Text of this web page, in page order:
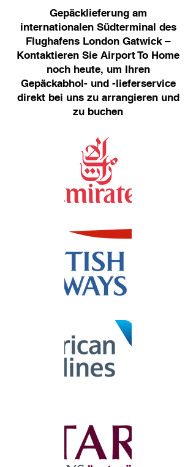
Gepäcklieferung am
internationalen Südterminal des
Flughafens London Gatwick –
Kontaktieren Sie Airport To Home
noch heute, um Ihren
Gepäckabhol- und -lieferservice
direkt bei uns zu arrangieren und
zu buchen